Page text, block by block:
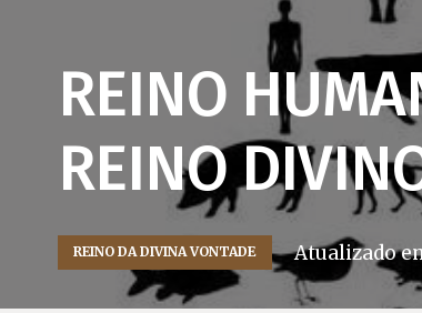
REINO
REINO
REINO DA DIVINA VONTADE Atualizado